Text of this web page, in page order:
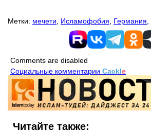
Метки: мечети Исламофобия Германия
Comments are disabled
Социальные комментарии Cackle
Читайте также: